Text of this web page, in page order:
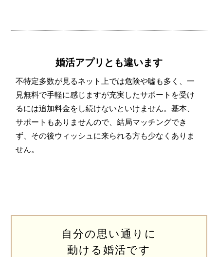
婚活アプリとも違います
不特定多数が見るネット上では危険や嘘も多く、一
見無料で手軽に感じますが充実したサポートを受け
るには追加料金をし続けないといけません。基本、
サポートもありませんので、結局マッチングでき
ず、その後ウィッシュに来られる方も少なくありま
せん。
自分の思い通りに
動ける婚活です